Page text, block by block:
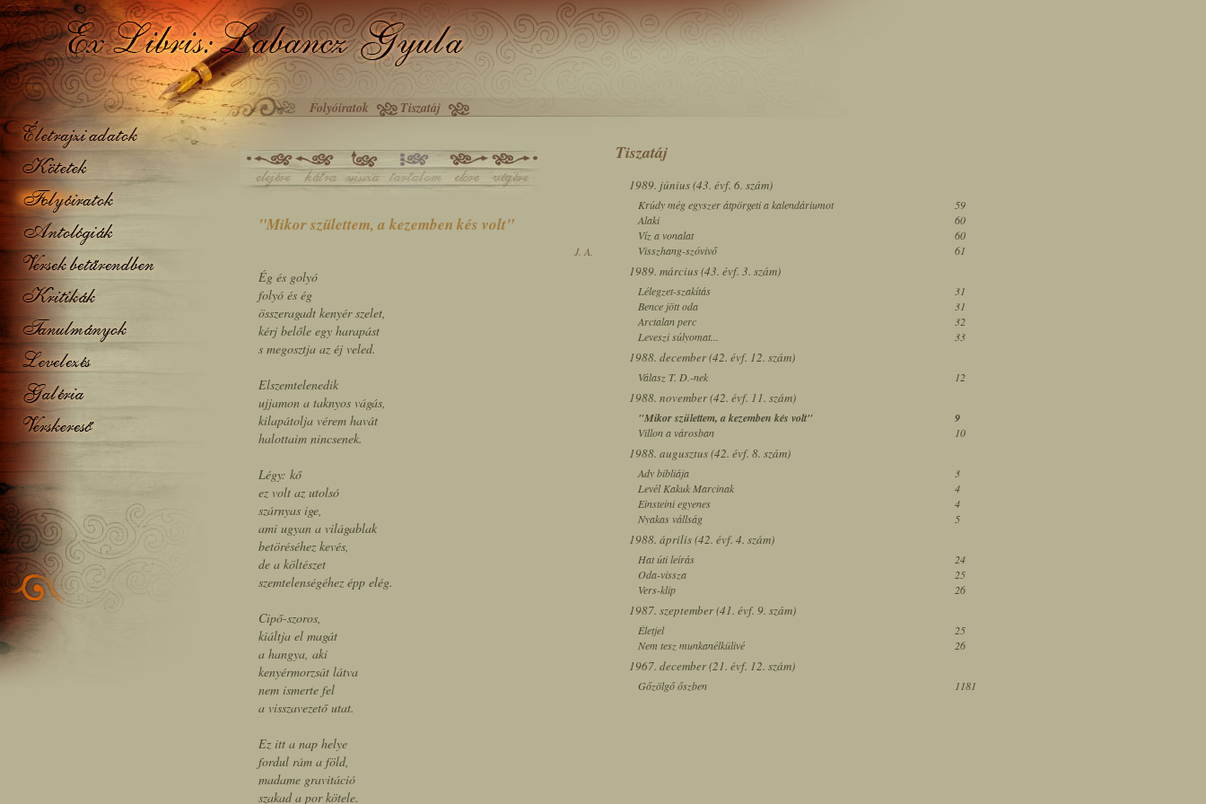
Folyóiratok Tiszatáj
"Mikor születtem, a kezemben kés volt"
J. A.
Ég és golyó
folyó és ég
összeragadt kenyér szelet,
kérj belőle egy harapást
s megosztja az éj veled.
Elszemtelenedik
ujjamon a taknyos vágás,
kilapátolja vérem havát
halottaim nincsenek.
Légy: kő
ez volt az utolsó
szárnyas ige,
ami ugyan a világablak
betöréséhez kevés,
de a költészet
szemtelenségéhez épp elég.
Cipő-szoros,
kiáltja el magát
a hangya, aki
kenyérmorzsát látva
nem ismerte fel
a visszavezető utat.
Ez itt a nap helye
fordul rám a föld,
madame gravitáció
szakad a por kötele.
Tiszatáj
1989. június (43. évf. 6. szám)
Krúdy még egyszer átpörgeti a kalendáriumot
59
Alaki
60
Víz a vonalat
60
Visszhang-szóvivő
61
1989. március (43. évf. 3. szám)
Lélegzet-szakítás
31
Bence jött oda
31
Arctalan perc
32
Leveszi súlyomat...
33
1988. december (42. évf. 12. szám)
Válasz T. D.-nek 12
1988. november (42. évf. 11. szám)
"Mikor születtem, a kezemben kés volt" 9
Villon a városban 10
1988. augusztus (42. évf. 8. szám)
Ady bibliája
3
Levél Kakuk Marcinak
4
Einsteini egyenes
4
Nyakas vállság
5
1988. április (42. évf. 4. szám)
Hat úti leírás
24
Oda-vissza
25
Vers-klip
26
1987. szeptember (41. évf. 9. szám)
Életjel
25
Nem tesz munkanélkülivé
26
1967. december (21. évf. 12. szám)
Gőzölgő őszben 1181